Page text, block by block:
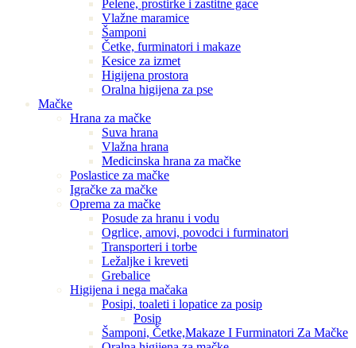
Pelene, prostirke i zastitne gace
Vlažne maramice
Šamponi
Četke, furminatori i makaze
Kesice za izmet
Higijena prostora
Oralna higijena za pse
Mačke
Hrana za mačke
Suva hrana
Vlažna hrana
Medicinska hrana za mačke
Poslastice za mačke
Igračke za mačke
Oprema za mačke
Posude za hranu i vodu
Ogrlice, amovi, povodci i furminatori
Transporteri i torbe
Ležaljke i kreveti
Grebalice
Higijena i nega mačaka
Posipi, toaleti i lopatice za posip
Posip
Šamponi, Četke,Makaze I Furminatori Za Mačke